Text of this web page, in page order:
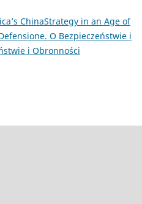
ChinaStrategy in an Age of
O Bezpieczeństwie i
i Obronności